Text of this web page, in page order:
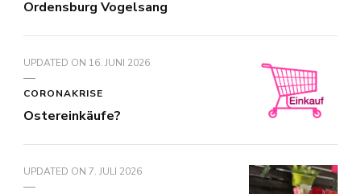
Ordensburg Vogelsang
UPDATED ON 16. JUNI 2026
CORONAKRISE
Ostereinkäufe?
UPDATED ON 7. JULI 2026